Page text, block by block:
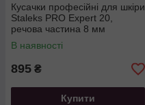
Кусачки професійні для шкіри
Staleks PRO Expert 20,
речова частина 8 мм
В наявності
895 ₴
Купити